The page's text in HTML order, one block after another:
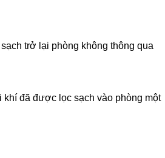
trở lại phòng không thông qua
khí đã được lọc sạch vào phòng một